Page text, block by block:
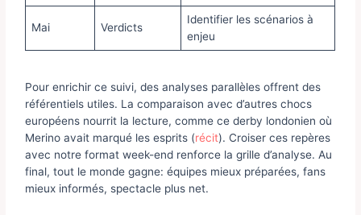
Mai Verdicts
Identifier les scénarios à
enjeu
Pour enrichir ce suivi, des analyses parallèles offrent des
référentiels utiles. La comparaison avec d’autres chocs
européens nourrit la lecture, comme ce derby londonien où
Merino avait marqué les esprits (récit). Croiser ces repères
avec notre format week-end renforce la grille d’analyse. Au
final, tout le monde gagne: équipes mieux préparées, fans
mieux informés, spectacle plus net.